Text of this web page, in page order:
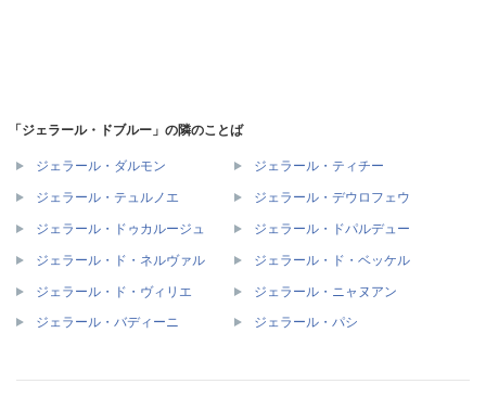
「ジェラール・ドブルー」の隣のことば
ジェラール・ダルモン ジェラール・ティチー
ジェラール・テュルノエ ジェラール・デウロフェウ
ジェラール・ドゥカルージュ ジェラール・ドパルデュー
ジェラール・ド・ネルヴァル ジェラール・ド・ベッケル
ジェラール・ド・ヴィリエ ジェラール・ニャヌアン
ジェラール・バディーニ ジェラール・パシ